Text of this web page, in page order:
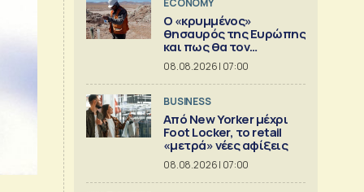
ECONOMY
Ο «κρυμμένος»
θησαυρός της Ευρώπης
και πως θα τον
αξιοποιήσει [γράφημα]
08.08.2026 | 07:00
BUSINESS
Από New Yorker μέχρι
Foot Locker, το retail
«μετρά» νέες αφίξεις
08.08.2026 | 07:00